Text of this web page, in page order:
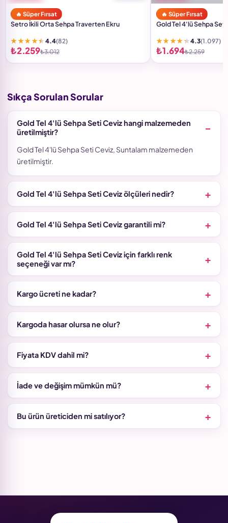
🔥 Süper Fırsat
Setro İkili Orta Sehpa Traverten Ekru
★★★★★ 4.4(82)
₺2.259₺3.012
🔥 Süper Fırsat
Gold Tel 4'lü Sehpa
★★★★★4.3(1.097)
₺1.694₺2.259
Sıkça Sorulan Sorular
Gold Tel 4'lü Sehpa Seti Ceviz hangi malzemeden
üretilmiştir?
Gold Tel 4'lü Sehpa Seti Ceviz, Suntalam malzemeden
üretilmiştir.
Gold Tel 4'lü Sehpa Seti Ceviz ölçüleri nedir?
Gold Tel 4'lü Sehpa Seti Ceviz garantili mi?
Gold Tel 4'lü Sehpa Seti Ceviz için farklı renk
seçeneği var mı?
Kargo ücreti ne kadar?
Kargoda hasar olursa ne olur?
Fiyata KDV dahil mi?
İade ve değişim mümkün mü?
Bu ürün üreticiden mi satılıyor?